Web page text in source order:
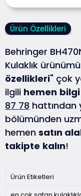
Ürün Özellikleri
Behringer
Kulaklık
özellikleri" çok
ilgili hemen bilgi
87 78 hattından
bölümünden
hemen satın
takipte kalın!
Ürün Etiketleri